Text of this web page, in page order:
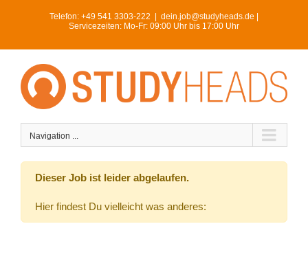
Telefon: +49 541 3303-222
dein.job@studyheads.de |
Servicezeiten: Mo-Fr: 09:00 Uhr bis 17:00 Uhr
Navigation ...
Dieser Job ist leider abgelaufen.
Hier findest Du vielleicht was anderes: